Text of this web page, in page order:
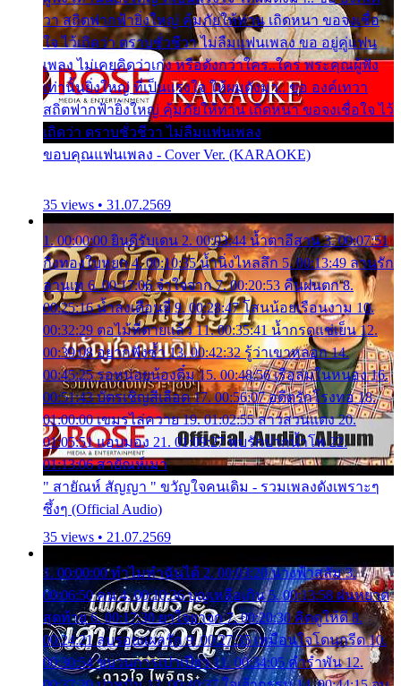
วา สถิตฟากฟ้ายิ่งใหญ่ คุ้มภัยให้ท่าน เถิดหนา ขอจงเชื่อ
ใจ ไว้เถิดว่า ตราบชั่วชีวา ไม่ลืมแฟนเพลง ขอ อยู่คู่แฟน
เพลง ไม่เคยคิดว่าเก่ง หรือดังกว่าใคร..ใคร พระคุณผู้ฟัง
เท่านั้นยิ่งใหญ่ ที่เป็นแรงใจ ให้ผมดังมา.. ขอ องค์เทวา
สถิตฟากฟ้ายิ่งใหญ่ คุ้มภัยให้ท่าน เถิดหนา ขอจงเชื่อใจ ไว้
เถิดว่า ตราบชั่วชีวา ไม่ลืมแฟนเพลง
ขอบคุณแฟนเพลง - Cover Ver. (KARAOKE)
35 views • 31.07.2569
1. 00:00:00 ยินดีรับเดน 2. 00:03:44 น้ำตาอีสาน 3. 00:07:51
กิ่งทองใบหยก 4. 00:10:35 น้ำนิ่งไหลลึก 5. 00:13:49 ลานรัก
ลานเท 6. 00:17:06 จำใจจาก 7. 00:20:53 คืนฝนตก 8.
00:25:16 น้ำลงเดือนยี่ 9. 00:28:47 โสนน้อยเรือนงาม 10.
00:32:29 ตอไม้ที่ตายแล้ว 11. 00:35:41 น้ำกรดแช่เย็น 12.
00:39:08 อยากฟังซ้ำ 13. 00:42:32 รู้ว่าเขาหลอก 14.
00:45:25 รอหน่อยน้องติ๋ม 15. 00:48:56 เรือล่มในหนอง 16.
00:51:43 บัตรเชิญสีเลือด 17. 00:56:07 อดีตรักโรงทอ 18.
01:00:00 เขมรไล่ควาย 19. 01:02:55 สาวสวนแตง 20.
01:05:51 แอบมอง 21. 01:09:27 พบรักปากน้ำโพ 22.
01:13:06 สายัณห์เมา
" สายัณห์ สัญญา " ขวัญใจคนเดิม - รวมเพลงดังเพราะๆ
ซึ้งๆ (Official Audio)
35 views • 21.07.2569
1. 00:00:00 ทำไมทำฉันได้ 2. 00:03:20 นางฟ้าสลัม 3.
00:06:50 คน 4. 00:10:36 บุญเหลือเกิน 5. 00:13:58 ฝนหยาด
สุดท้าย 6. 00:17:30 ยาใจยาจก 7. 00:20:30 คิดดูให้ดี 8.
00:24:21 ลบรอยแผลรัก 9. 00:27:35 เหมือนใจโดนกรีด 10.
00:30:54 ขบวนการเปาเปียว 11. 00:34:05 คำรำพัน 12.